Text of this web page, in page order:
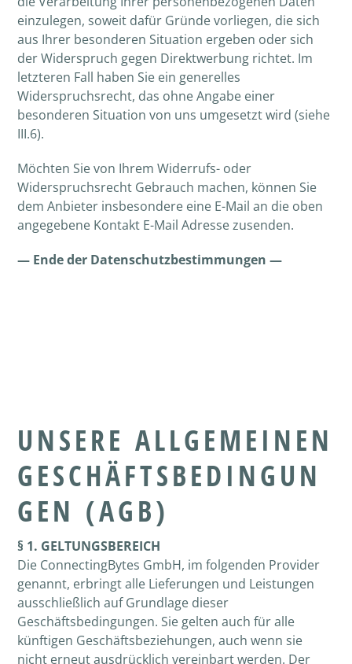
einzulegen, soweit dafür Gründe vorliegen, die sich
aus Ihrer besonderen Situation ergeben oder sich
der Widerspruch gegen Direktwerbung richtet. Im
letzteren Fall haben Sie ein generelles
Widerspruchsrecht, das ohne Angabe einer
besonderen Situation von uns umgesetzt wird (siehe
III.6).
Möchten Sie von Ihrem Widerrufs- oder
Widerspruchsrecht Gebrauch machen, können Sie
dem Anbieter insbesondere eine E-Mail an die oben
angegebene Kontakt E-Mail Adresse zusenden.
— Ende der Datenschutzbestimmungen —
UNSERE ALLGEMEINEN
GESCHÄFTSBEDINGUN
GEN (AGB)
§ 1. GELTUNGSBEREICH
Die ConnectingBytes GmbH, im folgenden Provider
genannt, erbringt alle Lieferungen und Leistungen
ausschließlich auf Grundlage dieser
Geschäftsbedingungen. Sie gelten auch für alle
künftigen Geschäftsbeziehungen, auch wenn sie
nicht erneut ausdrücklich vereinbart werden. Der